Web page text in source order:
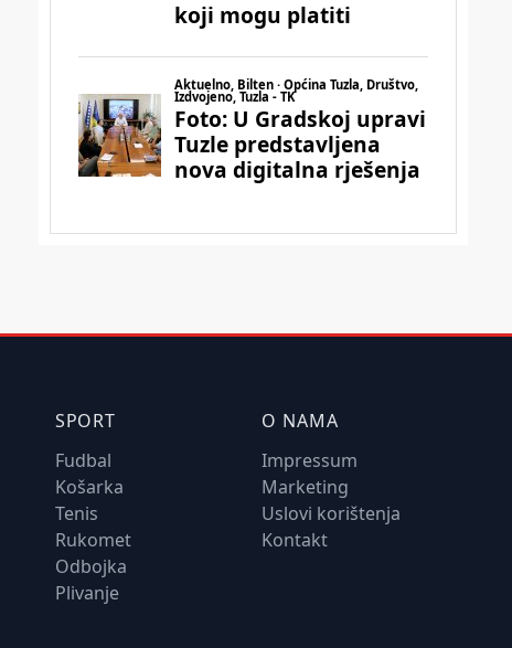
SPORT
Fudbal
Košarka
Tenis
Rukomet
Odbojka
Plivanje
O NAMA
Impressum
Marketing
Uslovi korištenja
Kontakt